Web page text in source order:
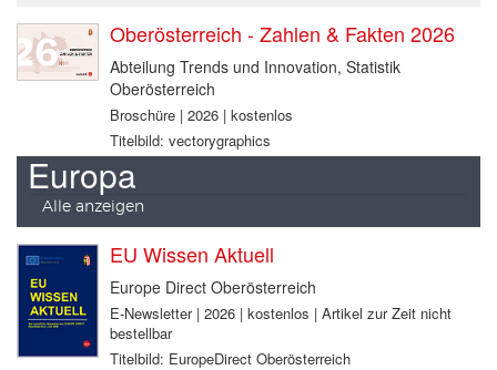
Oberösterreich - Zahlen & Fakten 2026
Abteilung Trends und Innovation, Statistik
Oberösterreich
Broschüre | 2026 | kostenlos
Titelbild: vectorygraphics
Europa
Alle anzeigen
EU Wissen Aktuell
Europe Direct Oberösterreich
E-Newsletter | 2026 | kostenlos | Artikel zur Zeit nicht
bestellbar
Titelbild: EuropeDirect Oberösterreich